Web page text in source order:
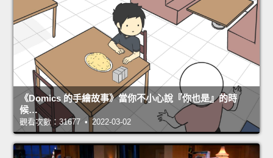
《Domics 的手繪故事》當你不小心說『你也是』的時
候…
觀看次數：31677 • 2022-03-02